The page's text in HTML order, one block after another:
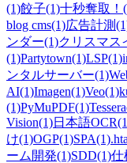
(1)餃子(1)十秒奪取！
blog cms(1)広告計測
ンダー(1)クリスマス
(1)Partytown(1)LSP(1)
ンタルサーバー(1)
AI(1)Imagen(1)Veo(1)
(1)PyMuPDF(1)
Vision(1)日本語OCR
け(1)OGP(1)SPA(1)
ーム開発(1)SDD(1)仕